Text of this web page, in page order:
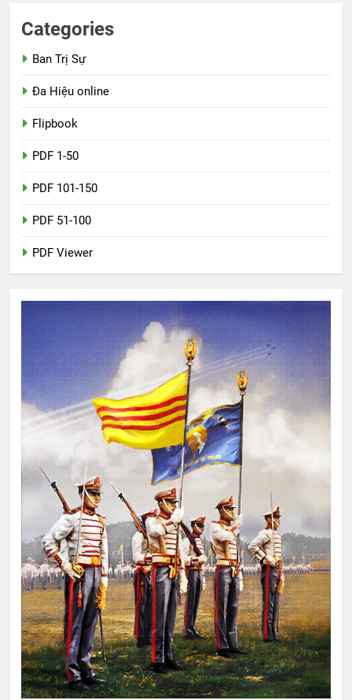
Categories
Ban Trị Sự
Đa Hiệu online
Flipbook
PDF 1-50
PDF 101-150
PDF 51-100
PDF Viewer